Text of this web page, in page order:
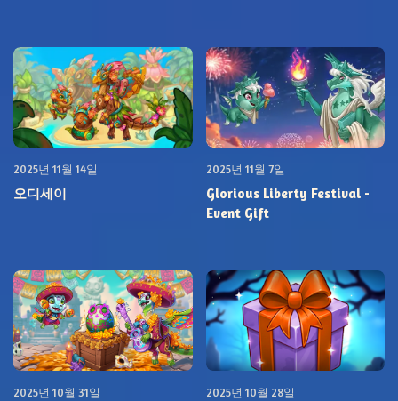
2025년 11월 14일
오디세이
2025년 11월 7일
Glorious Liberty Festival -
Event Gift
2025년 10월 31일 2025년 10월 28일